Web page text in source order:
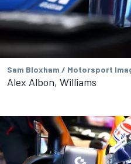
Sam Bloxham / Motorsport
Alex Albon, Williams